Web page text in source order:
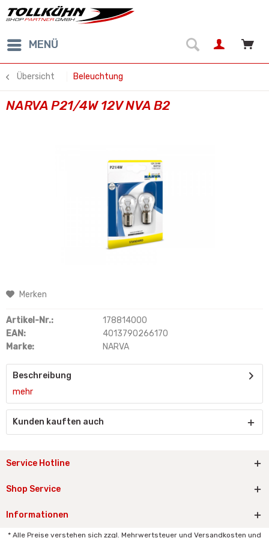
MENÜ
Übersicht Beleuchtung
NARVA P21/4W 12V NVA B2
Merken
Artikel-Nr.:
178814000
EAN:
4013790266170
Marke:
NARVA
Beschreibung
mehr
Kunden kauften auch
Service Hotline
Shop Service
Informationen
* Alle Preise verstehen sich zzgl. Mehrwertsteuer und Versandkosten und